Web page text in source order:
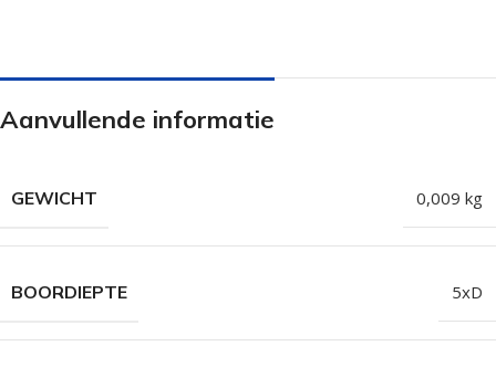
Aanvullende informatie
GEWICHT 0,009 kg
BOORDIEPTE 5xD